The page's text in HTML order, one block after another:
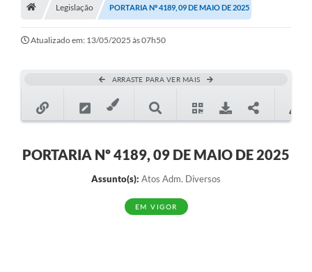
A Nossa Cidade
Principal
Obras
Legislação PORTARIA Nº 4189, 09 DE MAIO DE 2025
Atualizado em: 13/05/2025 às 07h50
ARRASTE PARA VER MAIS
PORTARIA Nº 4189, 09 DE MAIO DE 2025
Assunto(s): Atos Adm. Diversos
EM VIGOR